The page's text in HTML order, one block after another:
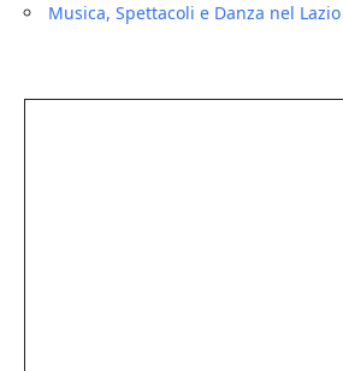
Musica, Spettacoli e Danza nel Lazio